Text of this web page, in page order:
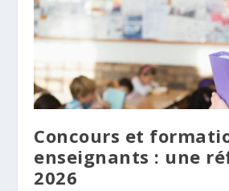
Concours et
enseignants : une
2026